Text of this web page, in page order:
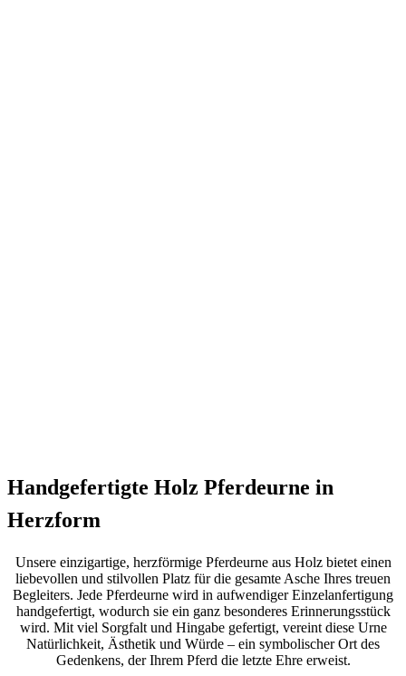
Handgefertigte Holz Pferdeurne in
Herzform
Unsere einzigartige, herzförmige Pferdeurne aus Holz bietet einen
liebevollen und stilvollen Platz für die gesamte Asche Ihres treuen
Begleiters. Jede Pferdeurne wird in aufwendiger Einzelanfertigung
handgefertigt, wodurch sie ein ganz besonderes Erinnerungsstück
wird. Mit viel Sorgfalt und Hingabe gefertigt, vereint diese Urne
Natürlichkeit, Ästhetik und Würde – ein symbolischer Ort des
Gedenkens, der Ihrem Pferd die letzte Ehre erweist.